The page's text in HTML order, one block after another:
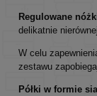
Regulowane
delikatnie
W celu
zestawu
Półki w formie